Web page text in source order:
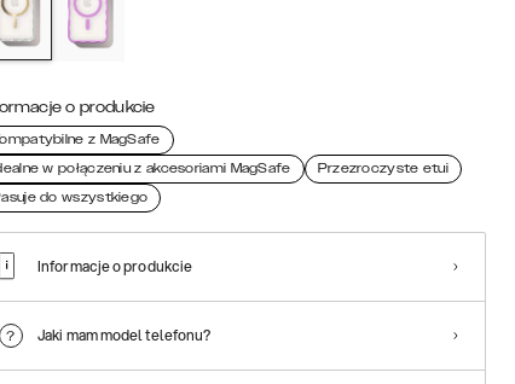
o produkcie
z MagSafe
w połączeniu z akcesoriami MagSafe
Przezroczyste etui
do wszystkiego
Informacje o produkcie
Jaki mam model telefonu?